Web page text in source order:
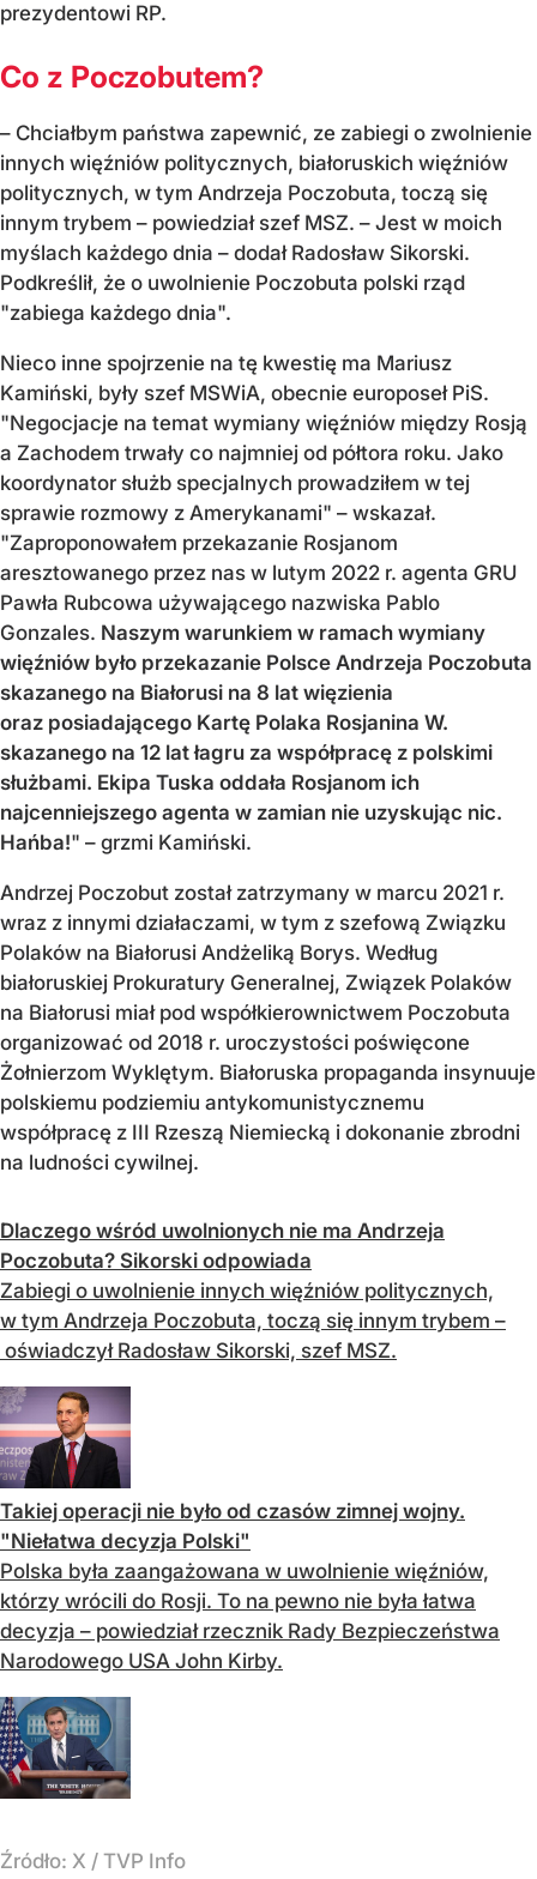
prezydentowi RP.
Co z Poczobutem?
– Chciałbym państwa zapewnić, ze zabiegi o zwolnienie
innych więźniów politycznych, białoruskich więźniów
politycznych, w tym Andrzeja Poczobuta, toczą się
innym trybem – powiedział szef MSZ. – Jest w moich
myślach każdego dnia – dodał Radosław Sikorski.
Podkreślił, że o uwolnienie Poczobuta polski rząd
"zabiega każdego dnia".
Nieco inne spojrzenie na tę kwestię ma Mariusz
Kamiński, były szef MSWiA, obecnie europoseł PiS.
"Negocjacje na temat wymiany więźniów między Rosją
a Zachodem trwały co najmniej od półtora roku. Jako
koordynator służb specjalnych prowadziłem w tej
sprawie rozmowy z Amerykanami" – wskazał.
"Zaproponowałem przekazanie Rosjanom
aresztowanego przez nas w lutym 2022 r. agenta GRU
Pawła Rubcowa używającego nazwiska Pablo
Gonzales. Naszym warunkiem w ramach wymiany
więźniów było przekazanie Polsce Andrzeja Poczobuta
skazanego na Białorusi na 8 lat więzienia
oraz posiadającego Kartę Polaka Rosjanina W.
skazanego na 12 lat łagru za współpracę z polskimi
służbami. Ekipa Tuska oddała Rosjanom ich
najcenniejszego agenta w zamian nie uzyskując nic.
Hańba!" – grzmi Kamiński.
Andrzej Poczobut został zatrzymany w marcu 2021 r.
wraz z innymi działaczami, w tym z szefową Związku
Polaków na Białorusi Andżeliką Borys. Według
białoruskiej Prokuratury Generalnej, Związek Polaków
na Białorusi miał pod współkierownictwem Poczobuta
organizować od 2018 r. uroczystości poświęcone
Żołnierzom Wyklętym. Białoruska propaganda insynuuje
polskiemu podziemiu antykomunistycznemu
współpracę z III Rzeszą Niemiecką i dokonanie zbrodni
na ludności cywilnej.
Dlaczego wśród uwolnionych nie ma Andrzeja
Poczobuta? Sikorski odpowiada
Zabiegi o uwolnienie innych więźniów politycznych,
w tym Andrzeja Poczobuta, toczą się innym trybem –
oświadczył Radosław Sikorski, szef MSZ.
Takiej operacji nie było od czasów zimnej wojny.
"Niełatwa decyzja Polski"
Polska była zaangażowana w uwolnienie więźniów,
którzy wrócili do Rosji. To na pewno nie była łatwa
decyzja – powiedział rzecznik Rady Bezpieczeństwa
Narodowego USA John Kirby.
Źródło: X / TVP Info